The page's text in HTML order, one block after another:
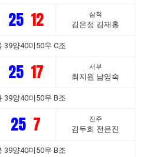
25 12 삼척
김은정 김재홍
39양40미50우 C조
25 17 서부
최지원 남영숙
39양40미50우 B조
25 7 진주
김두희 전은진
39양40미50우 B조